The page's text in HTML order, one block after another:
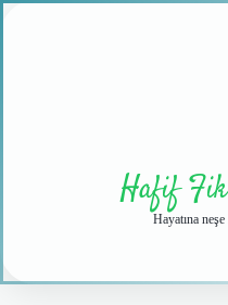
Hafif
Hayatına